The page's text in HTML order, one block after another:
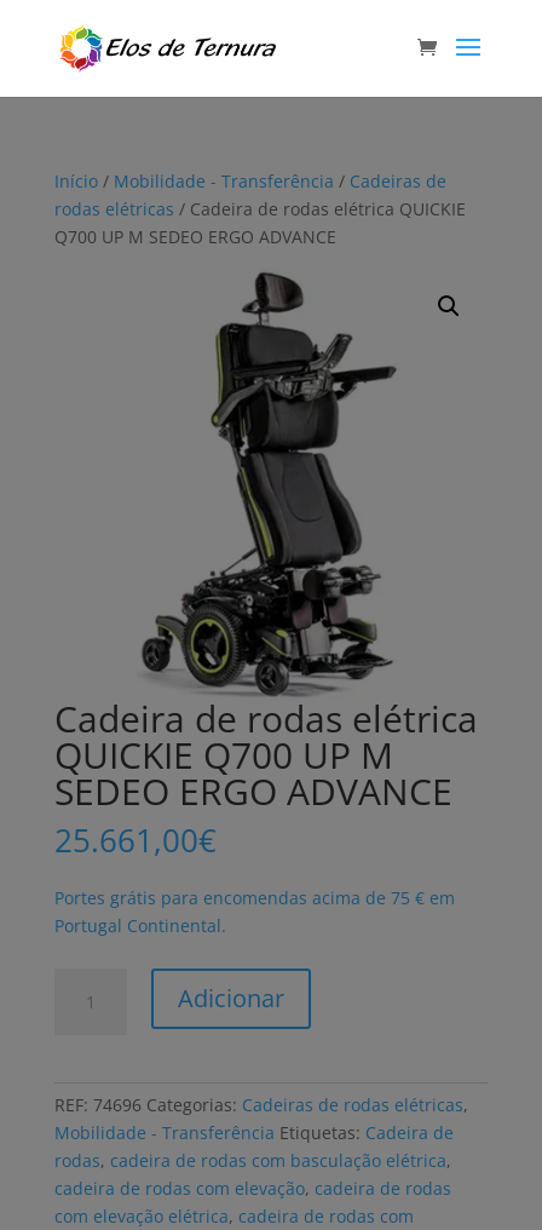
Início/ Mobilidade - Transferência / Cadeiras de
rodas elétricas / Cadeira de rodas elétrica QUICKIE
Q700 UP M SEDEO ERGO ADVANCE
Cadeira de rodas elétrica
QUICKIE Q700 UP M
SEDEO ERGO ADVANCE
25.661,00€
Portes grátis para encomendas acima de 75 € em
Portugal Continental.
elétrica
QUICKIE
Q700
Adicionar
REF: 74696 Categorias: Cadeiras de rodas elétricas,
Mobilidade - Transferência Etiquetas: Cadeira de
rodas, cadeira de rodas com basculação elétrica,
cadeira de rodas com elevação, cadeira de rodas
com elevação elétrica, cadeira de rodas com